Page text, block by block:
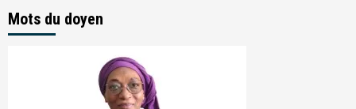
Mots du doyen